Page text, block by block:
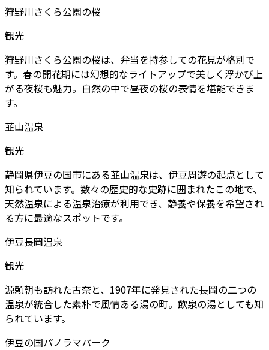
狩野川さくら公園の桜
観光
狩野川さくら公園の桜は、弁当を持参しての花見が格別で
す。春の開花期には幻想的なライトアップで美しく浮かび上
がる夜桜も魅力。自然の中で昼夜の桜の表情を堪能できま
す。
韮山温泉
観光
静岡県伊豆の国市にある韮山温泉は、伊豆周遊の起点として
知られています。数々の歴史的な史跡に囲まれたこの地で、
天然温泉による温泉治療が利用でき、静養や保養を希望され
る方に最適なスポットです。
伊豆長岡温泉
観光
源頼朝も訪れた古奈と、1907年に発見された長岡の二つの
温泉が統合した素朴で風情ある湯の町。飲泉の湯としても知
られています。
伊豆の国パノラマパーク